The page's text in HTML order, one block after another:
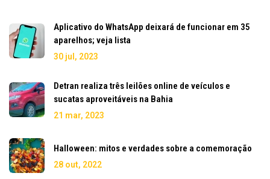
Aplicativo do WhatsApp deixará de funcionar em 35
aparelhos; veja lista
30 jul, 2023
Detran realiza três leilões online de veículos e
sucatas aproveitáveis na Bahia
21 mar, 2023
Halloween: mitos e verdades sobre a comemoração
28 out, 2022